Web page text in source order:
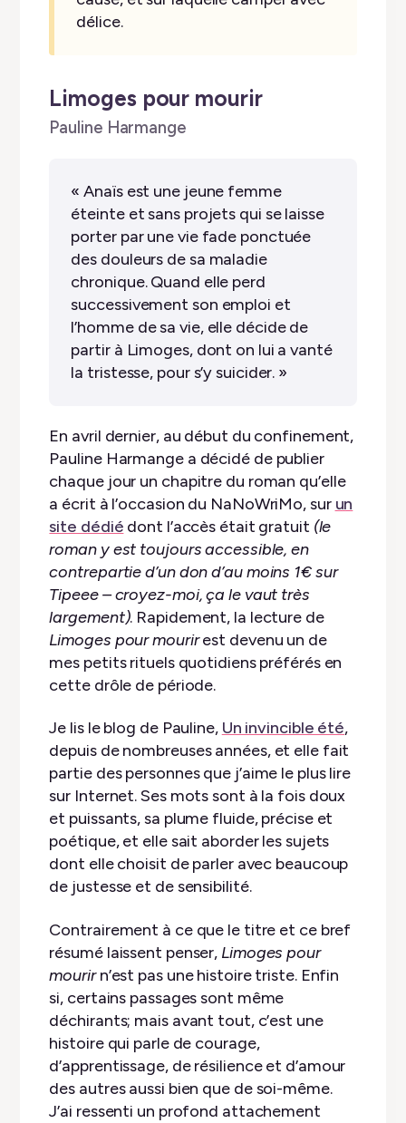
délice.
Limoges pour mourir
by
Pauline Harmange
« Anaïs est une jeune femme
éteinte et sans projets qui se laisse
porter par une vie fade ponctuée
des douleurs de sa maladie
chronique. Quand elle perd
successivement son emploi et
l’homme de sa vie, elle décide de
partir à Limoges, dont on lui a vanté
la tristesse, pour s’y suicider. »
En avril dernier, au début du confinement,
Pauline Harmange a décidé de publier
chaque jour un chapitre du roman qu’elle
a écrit à l’occasion du NaNoWriMo, sur un
site dédié dont l’accès était gratuit (le
roman y est toujours accessible, en
contrepartie d’un don d’au moins 1€ sur
Tipeee – croyez-moi, ça le vaut très
largement). Rapidement, la lecture de
Limoges pour mourirest devenu un de
mes petits rituels quotidiens préférés en
cette drôle de période.
Je lis le blog de Pauline, Un invincible été,
depuis de nombreuses années, et elle fait
partie des personnes que j’aime le plus lire
sur Internet. Ses mots sont à la fois doux
et puissants, sa plume fluide, précise et
poétique, et elle sait aborder les sujets
dont elle choisit de parler avec beaucoup
de justesse et de sensibilité.
Contrairement à ce que le titre et ce bref
résumé laissent penser, Limoges pour
mourirn’est pas une histoire triste. Enfin
si, certains passages sont même
déchirants; mais avant tout, c’est une
histoire qui parle de courage,
d’apprentissage, de résilience et d’amour
des autres aussi bien que de soi-même.
J’ai ressenti un profond attachement